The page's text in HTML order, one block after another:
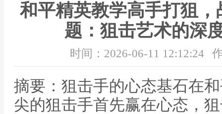
和平精英教学高手打狙
题：狙击艺术的深
时间：2026-06-11 12:12:24
摘要：狙击手的心态基石在
尖的狙击手首先赢在心态，